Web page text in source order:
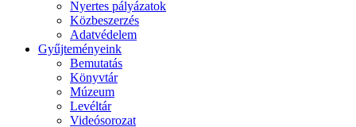
Nyertes pályázatok
Közbeszerzés
Adatvédelem
Gyűjteményeink
Bemutatás
Könyvtár
Múzeum
Levéltár
Videósorozat